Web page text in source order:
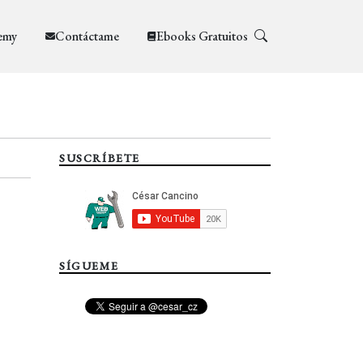
Contáctame Ebooks Gratuitos
SUSCRÍBETE
SÍGUEME